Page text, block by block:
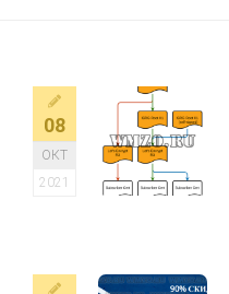
08
ОКТ
2021